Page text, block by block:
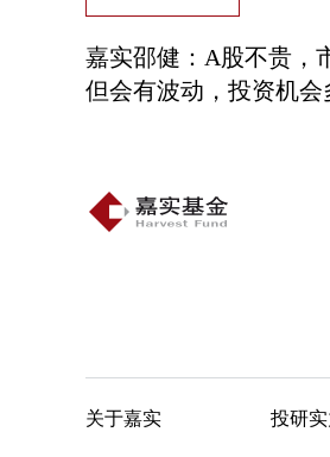
嘉实邵健：A股不贵，
但会有波动，投资机会
关于嘉实 投研实